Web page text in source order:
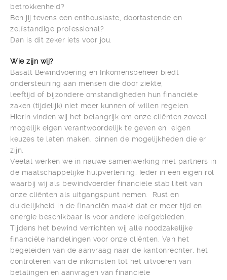
betrokkenheid?
Ben jij tevens een enthousiaste, doortastende en
zelfstandige professional?
Dan is dit zeker iets voor jou.
Wie zijn wij?
Basalt Bewindvoering en Inkomensbeheer biedt
ondersteuning aan mensen die door ziekte,
leeftijd of bijzondere omstandigheden hun financiële
zaken (tijdelijk) niet meer kunnen of willen regelen.
Hierin vinden wij het belangrijk om onze cliënten zoveel
mogelijk eigen verantwoordelijk te geven en eigen
keuzes te laten maken, binnen de mogelijkheden die er
zijn.
Veelal werken we in nauwe samenwerking met partners in
de maatschappelijke hulpverlening. Ieder in een eigen rol
waarbij wij als bewindvoerder financiële stabiliteit van
onze cliënten als uitgangspunt nemen. Rust en
duidelijkheid in de financiën maakt dat er meer tijd en
energie beschikbaar is voor andere leefgebieden.
Tijdens het bewind verrichten wij alle noodzakelijke
financiële handelingen voor onze cliënten. Van het
begeleiden van de aanvraag naar de kantonrechter, het
controleren van de inkomsten tot het uitvoeren van
betalingen en aanvragen van financiële